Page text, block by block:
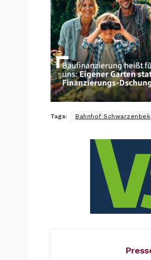
Tags: Bahnhof Schwarzenbek